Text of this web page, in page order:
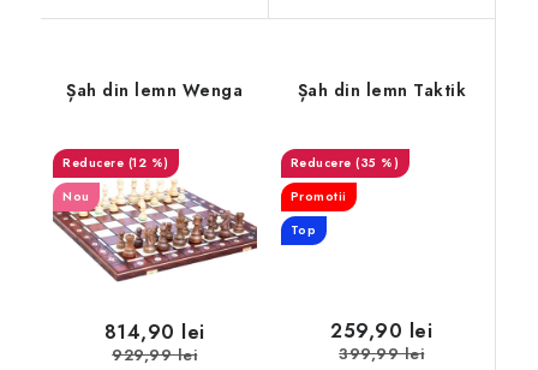
Șah din lemn Wenga
(12 %)
Nou
814,90 lei
929,99 lei
Șah din lemn Taktik
(35 %)
Promotii
Top
259,90 lei
399,99 lei